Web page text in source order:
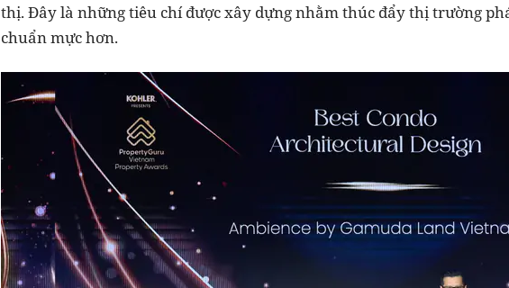
thị. Đây là những tiêu chí được xây dựng nhằm thúc đẩy thị trường
chuẩn mực hơn.